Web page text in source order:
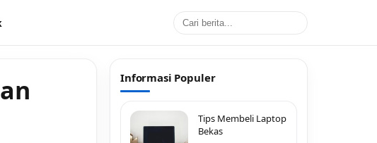
Informasi Populer
Tips Membeli Laptop
Bekas